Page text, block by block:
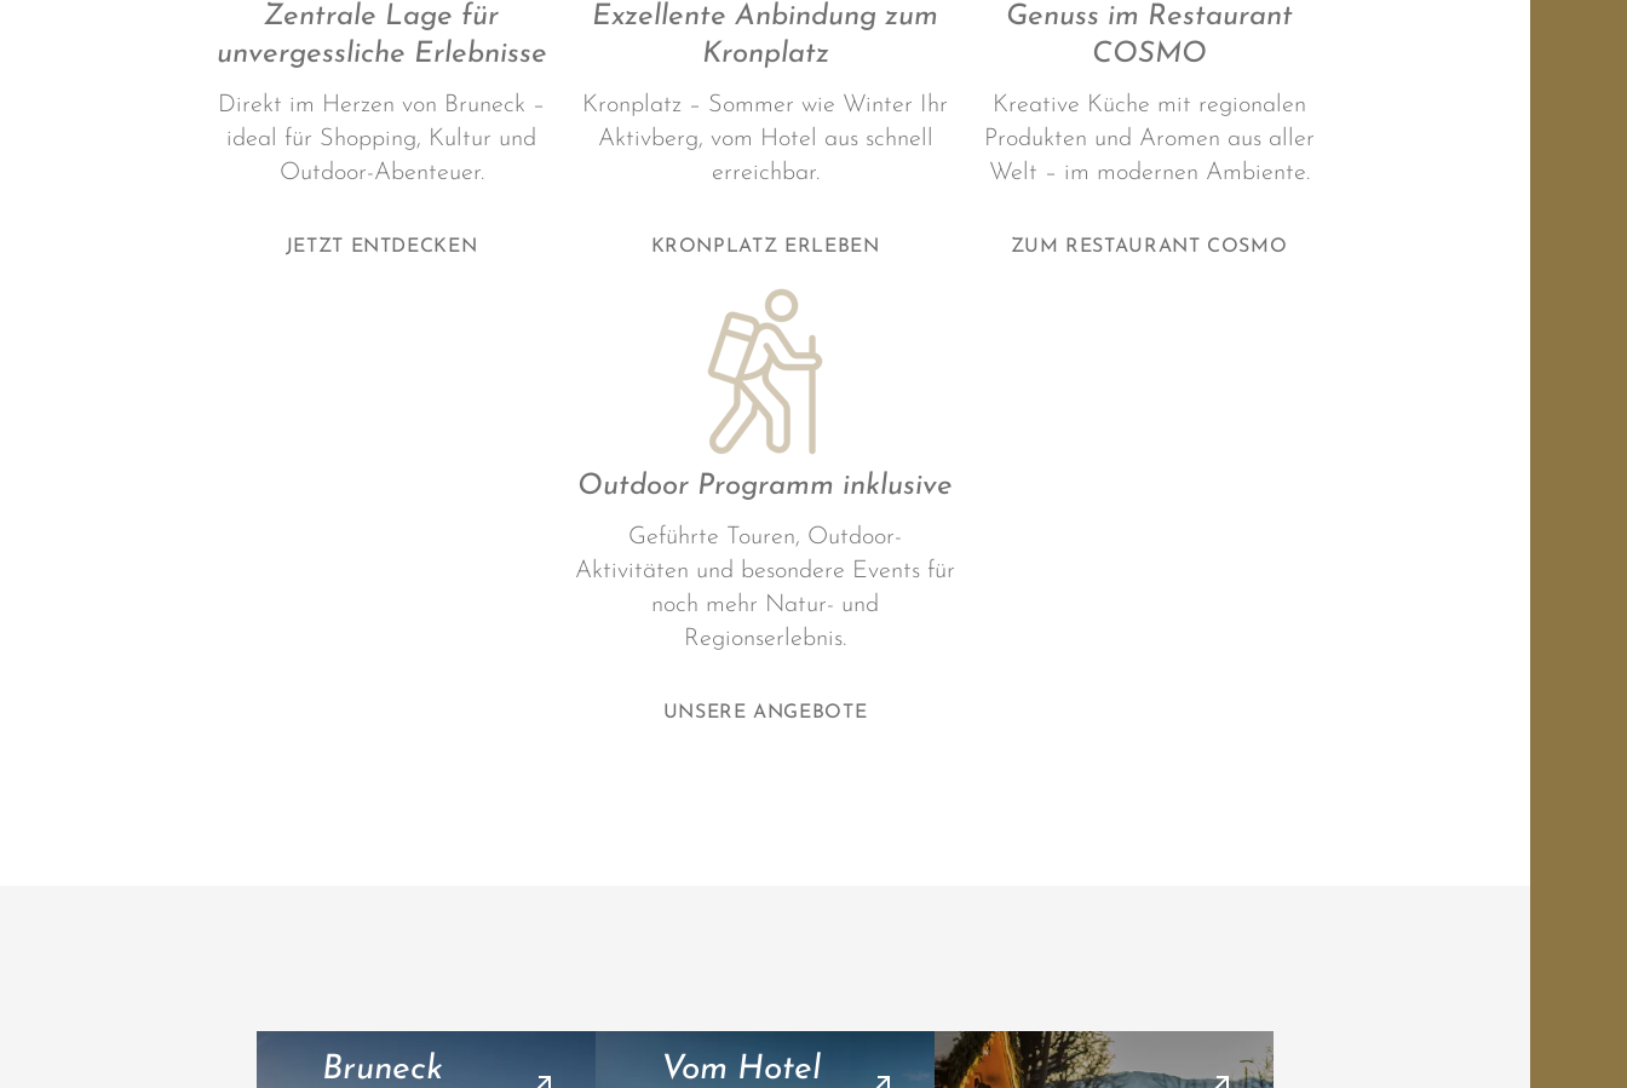
Zentrale Lage für
unvergessliche Erlebnisse
Direkt im Herzen von Bruneck –
ideal für Shopping, Kultur und
Outdoor-Abenteuer.
JETZT ENTDECKEN
Exzellente Anbindung zum
Kronplatz
Kronplatz – Sommer wie Winter Ihr
Aktivberg, vom Hotel aus schnell
erreichbar.
KRONPLATZ ERLEBEN
Genuss im Restaurant
COSMO
Kreative Küche mit regionalen
Produkten und Aromen aus aller
Welt – im modernen Ambiente.
ZUM RESTAURANT COSMO
Outdoor Programm inklusive
Geführte Touren, Outdoor-
Aktivitäten und besondere Events für
noch mehr Natur- und
Regionserlebnis.
UNSERE ANGEBOTE
Bruneck Vom Hotel